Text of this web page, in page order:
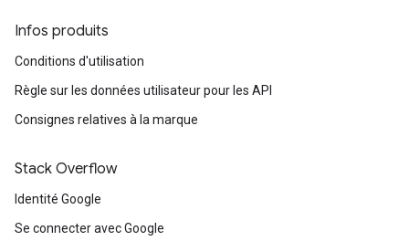
Infos produits
Conditions d'utilisation
Règle sur les données utilisateur pour les API
Consignes relatives à la marque
Stack Overflow
Identité Google
Se connecter avec Google